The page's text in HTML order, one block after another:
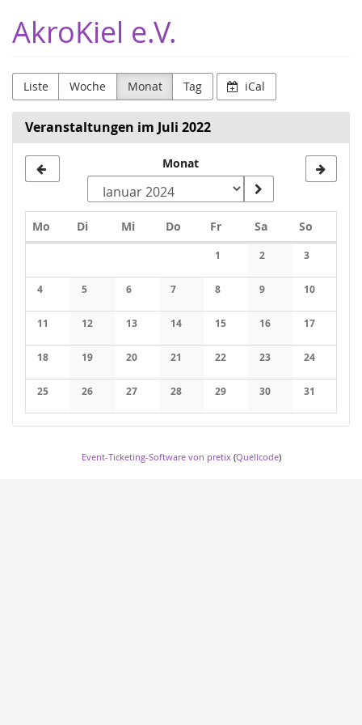
Haupt-
Inhalt
AkroKiel e.V.
Liste Woche Monat Tag iCal
Veranstaltungen im Juli 2022
zur
Anzeige
auswählen
Monat
Mo Montag
DiDienstag
MiMittwoch
Do Donnerstag
FrFreitagSaSamstag
So
1 2 3
4 5 6 7 8 9 10
11 12 13 14 15 16 17
18 19 20 21 22 23 24
25 26 27 28 29 30 31
Event-Ticketing-Software von pretix(Quellcode)